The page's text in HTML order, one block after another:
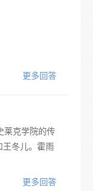
更多回答
莱克学院的传
王冬儿。霍雨
更多回答